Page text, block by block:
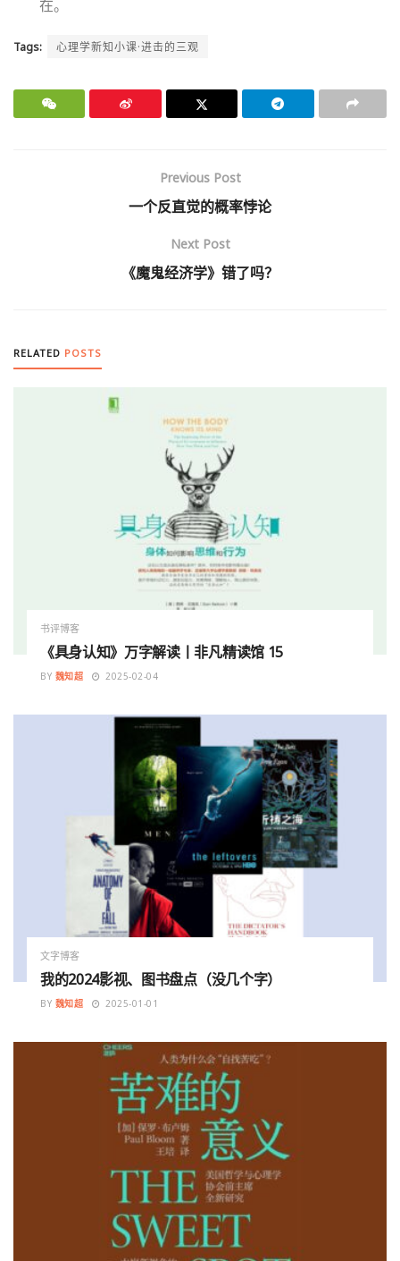
在。
Tags: 心理学新知小课·进击的三观
Previous Post
一个反直觉的概率悖论
Next Post
《魔鬼经济学》错了吗？
RELATED POSTS
书评博客
《具身认知》万字解读丨非凡精读馆 15
BY 魏知超 2025-02-04
文字博客
我的2024影视、图书盘点（没几个字）
BY 魏知超 2025-01-01